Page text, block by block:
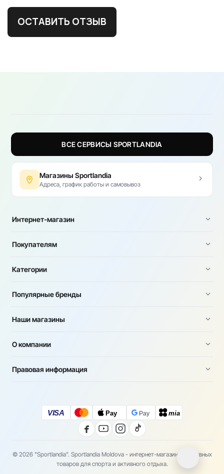
ОСТАВИТЬ ОТЗЫВ
ВСЕ СЕРВИСЫ SPORTLANDIA
Магазины Sportlandia
Адреса, график работы и самовывоз
Интернет-магазин
Покупателям
Категории
Популярные бренды
Наши магазины
О компании
Правовая информация
VISA Pay Pay mia
© 2026 "Sportlandia". Sportlandia Moldova - интернет-магазин спортивных
товаров для спорта и активного отдыха.